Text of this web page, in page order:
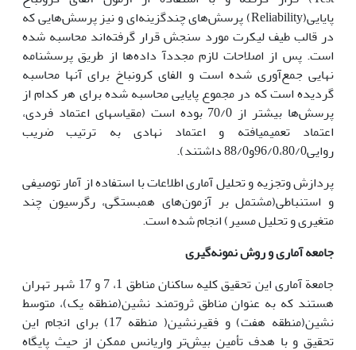
پایایی(Reliability) پرسش‌های چندگزینه‌ای و نیز پرسش‌هایی که
در قالب طیف لیکرت مورد سنجش قرار گرفته‌اند محاسبه شده
است. پس از اصلاحات لازم مجددآ داده‌ها از طریق پرسشنامه
نهایی جمع‌آوری شده است و الفای کرونباخ برای آنها محاسبه
گردیده است که در مجموع پایایی محاسبه شده برای هر کدام از
پرسش‌ها بیشتر از 70/0 بوده است (مقیاس‏های اعتماد فردی،
اعتماد تعمیم‏یافته و اعتماد نهادی به ترتیب ضریب
روایی96/0،80/0و88/0 داشتند).
پردازش وتجزیه و تحلیل آماری اطلاعات با استفاده از آمار توصیفی
و استنباطی(مشتمل بر آزمون‌های همبستگی، رگرسیون چند
متغیری و تحلیل مسیر) انجام شده است.
جامعه آماری و روش نمونه‌گیری
جامعة آماری این تحقیق کلیه ساکنان مناطق 1، 7 و 17 شهر تهران
هستند که به عنوان مناطق ثروتمند نشین(منطقه یک)، متوسط
نشین(منطقه هفت) و فقیرنشین( منطقه 17) برای انجام این
تحقیق و با هدف تأمین بیش‌تر واریانس ممکن از حیث پایگاه